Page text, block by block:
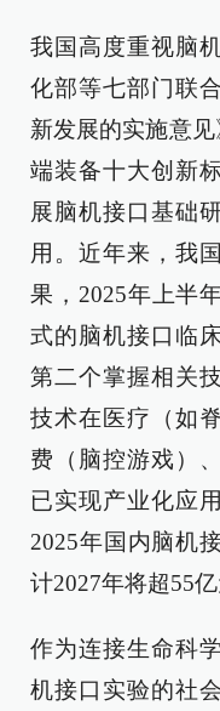
我国高度重视脑
化部等七部门联
新发展的实施意
端装备十大创新
展脑机接口基础
用。近年来，我
果，2025年上半
式的脑机接口临
第二个掌握相关
技术在医疗（如
费（脑控游戏）
已实现产业化应
2025年国内脑机
计2027年将超55
作为连接生命科
机接口实验的社